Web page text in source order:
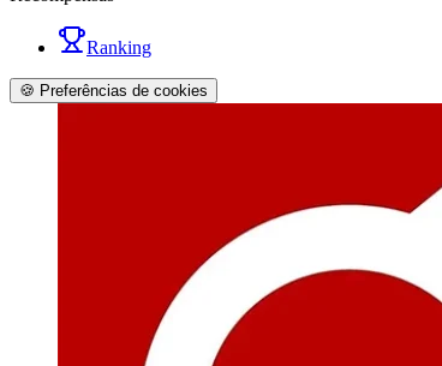
Ranking
🍪 Preferências de cookies